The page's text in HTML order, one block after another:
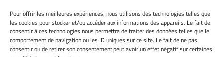
Pour offrir les meilleures expériences, nous utilisons des technologies telles que
les cookies pour stocker et/ou accéder aux informations des appareils. Le fait de
consentir à ces technologies nous permettra de traiter des données telles que le
comportement de navigation ou les ID uniques sur ce site. Le fait de ne pas
consentir ou de retirer son consentement peut avoir un effet négatif sur certaines
INFORMATIONS LÉGALES
Mentions légales
Gérer mes cookies
Politique de cookies